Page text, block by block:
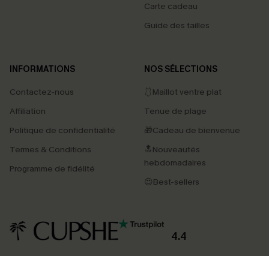
Carte cadeau
Guide des tailles
INFORMATIONS
Contactez-nous
Affiliation
Politique de confidentialité
Termes & Conditions
Programme de fidélité
NOS SÉLECTIONS
🩱Maillot ventre plat
Tenue de plage
🎁Cadeau de bienvenue
🔝Nouveautés
hebdomadaires
😍Best-sellers
4.4